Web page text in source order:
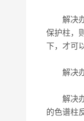
解决办
保护柱，
下，才可
解决办
解决办
的色谱柱